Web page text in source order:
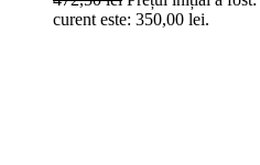
curent este: 350,00 lei.